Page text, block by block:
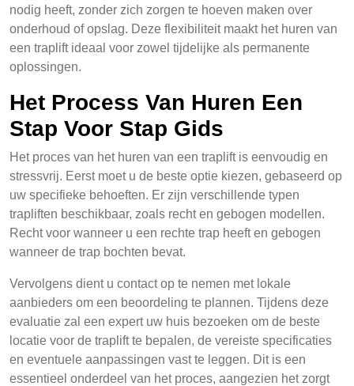
nodig heeft, zonder zich zorgen te hoeven maken over
onderhoud of opslag. Deze flexibiliteit maakt het huren van
een traplift ideaal voor zowel tijdelijke als permanente
oplossingen.
Het Process Van Huren Een
Stap Voor Stap Gids
Het proces van het huren van een traplift is eenvoudig en
stressvrij. Eerst moet u de beste optie kiezen, gebaseerd op
uw specifieke behoeften. Er zijn verschillende typen
trapliften beschikbaar, zoals recht en gebogen modellen.
Recht voor wanneer u een rechte trap heeft en gebogen
wanneer de trap bochten bevat.
Vervolgens dient u contact op te nemen met lokale
aanbieders om een beoordeling te plannen. Tijdens deze
evaluatie zal een expert uw huis bezoeken om de beste
locatie voor de traplift te bepalen, de vereiste specificaties
en eventuele aanpassingen vast te leggen. Dit is een
essentieel onderdeel van het proces, aangezien het zorgt